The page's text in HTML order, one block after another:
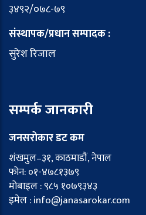
३४९२/०७८-७९
संस्थापक/प्रधान सम्पादक :
सुरेश रिजाल
सम्पर्क जानकारी
जनसरोकार डट कम
शंखमुल–३१, काठमाडौं, नेपाल
फोन: ०१-४७८१३७९
मोबाइल : ९८५ १०७९३४३
इमेल : info@janasarokar.com